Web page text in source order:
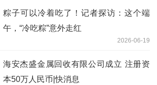
粽子可以冷着吃了！记者探访：这个端
午，“冷吃粽”意外走红
2026-06-19
海安杰盛金属回收有限公司成立 注册资
本50万人民币|快消息